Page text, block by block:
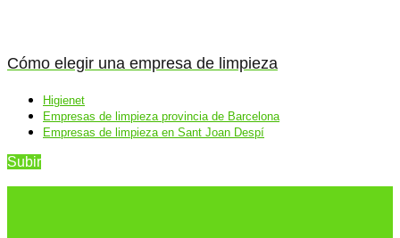
Cómo elegir una empresa de limpieza
Higienet
Empresas de limpieza provincia de Barcelona
Empresas de limpieza en Sant Joan Despí
Subir